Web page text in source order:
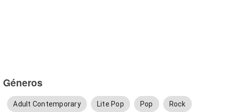
Géneros
Adult Contemporary Lite Pop Pop Rock